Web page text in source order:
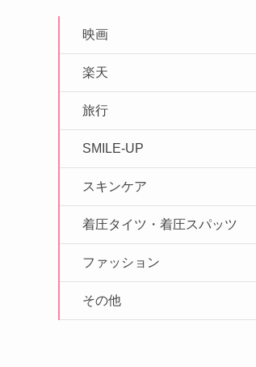
映画
楽天
旅行
SMILE-UP
スキンケア
着圧タイツ・着圧スパッツ
ファッション
その他